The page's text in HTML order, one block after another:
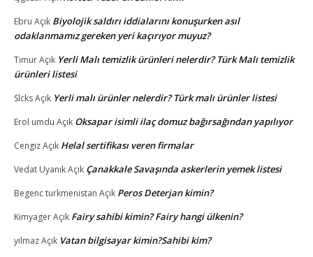
Ebru Açık Biyolojik saldırı iddialarını konuşurken asıl
odaklanmamız gereken yeri kaçırıyor muyuz?
TimurAçık Yerli Malı temizlik ürünleri nelerdir? Türk Malı temizlik
ürünleri listesi
SlcksAçık Yerli malı ürünler nelerdir? Türk malı ürünler listesi
Erol umdu Açık Oksapar isimli ilaç domuz bağırsağından yapılıyor
CengizAçık Helal sertifikası veren firmalar
Vedat UyanıkAçık Çanakkale Savaşında askerlerin yemek listesi
Begenc turkmenistan Açık Peros Deterjan kimin?
KimyagerAçık Fairy sahibi kimin? Fairy hangi ülkenin?
yılmazAçık Vatan bilgisayar kimin?Sahibi kim?